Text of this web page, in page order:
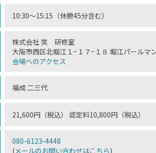
10:30〜15:15（休憩45分含む）
株式会社 笑 研修室
大阪市西区北堀江１−１７−１８ 堀江パールマ
会場へのアクセス
福成 二三代
21,600円（税込） 認定料10,800円（税込）
080-6123-4448
(メールのお問い合わせはこちら)